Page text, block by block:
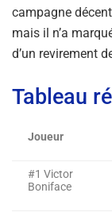
campagne
mais il n’a
d’un revirement
Tableau
Joueur
#1 Victor
Boniface